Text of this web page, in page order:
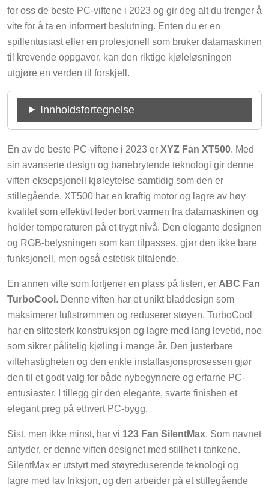
for oss de beste PC-viftene i 2023 og gir deg alt du trenger å
vite for å ta en informert beslutning. Enten du er en
spillentusiast eller en profesjonell som bruker datamaskinen
til krevende oppgaver, kan den riktige kjøleløsningen
utgjøre en verden til forskjell.
Innholdsfortegnelse
En av de beste PC-viftene i 2023 er XYZ Fan XT500. Med
sin avanserte design og banebrytende teknologi gir denne
viften eksepsjonell kjøleytelse samtidig som den er
stillegående. XT500 har en kraftig motor og lagre av høy
kvalitet som effektivt leder bort varmen fra datamaskinen og
holder temperaturen på et trygt nivå. Den elegante designen
og RGB-belysningen som kan tilpasses, gjør den ikke bare
funksjonell, men også estetisk tiltalende.
En annen vifte som fortjener en plass på listen, er ABC Fan
TurboCool . Denne viften har et unikt bladdesign som
maksimerer luftstrømmen og reduserer støyen. TurboCool
har en slitesterk konstruksjon og lagre med lang levetid, noe
som sikrer pålitelig kjøling i mange år. Den justerbare
viftehastigheten og den enkle installasjonsprosessen gjør
den til et godt valg for både nybegynnere og erfarne PC-
entusiaster. I tillegg gir den elegante, svarte finishen et
elegant preg på ethvert PC-bygg.
Sist, men ikke minst, har vi 123 Fan SilentMax. Som navnet
antyder, er denne viften designet med stillhet i tankene.
SilentMax er utstyrt med støyreduserende teknologi og
lagre med lav friksjon, og den arbeider på et stillegående